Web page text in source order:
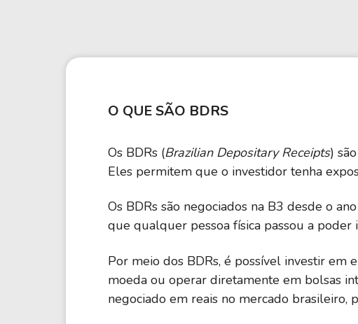
O QUE SÃO BDRS
Os BDRs (Brazilian Depositary Receipts)
Eles permitem que o investidor tenha
Os BDRs são negociados na B3 desde o
que qualquer pessoa física passou a
Por meio dos BDRs, é possível investir em
moeda ou operar diretamente em bolsas
negociado em reais no mercado brasileiro,